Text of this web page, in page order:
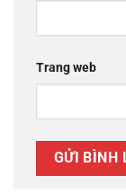
Trang web